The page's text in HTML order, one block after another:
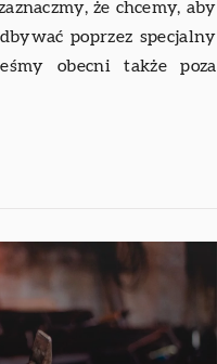
że chcemy, aby
poprzez specjalny
obecni także poza